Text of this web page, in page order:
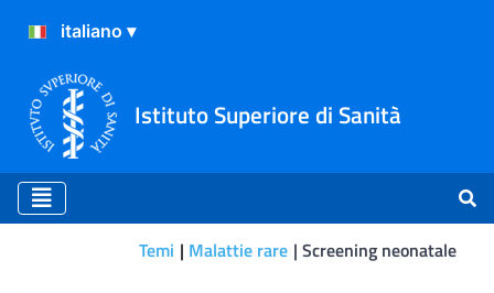
Istituto Superiore di Sanità
Temi Malattie rare Screening neonatale